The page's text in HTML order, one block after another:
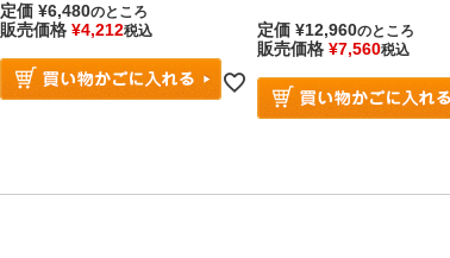
定価 ¥6,480のところ
販売価格 ¥4,212税込 定価 ¥12,960のところ
販売価格 ¥7,560税込